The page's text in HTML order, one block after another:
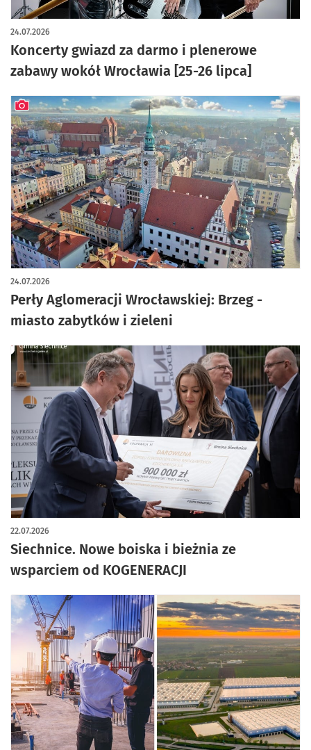
Koncerty gwiazd za darmo i plenerowe
zabawy wokół Wrocławia [25-26 lipca]
24.07.2026
artykuł z galerią zdjęć
Perły Aglomeracji Wrocławskiej: Brzeg -
miasto zabytków i zieleni
24.07.2026
artykuł z galerią zdjęć
Siechnice. Nowe boiska i bieżnia ze
wsparciem od KOGENERACJI
22.07.2026